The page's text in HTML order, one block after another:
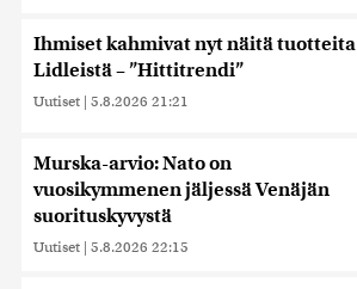
Ihmiset kahmivat nyt näitä tuotteita
Lidleistä – ”Hittitrendi”
Uutiset | 5.8.2026 21:21
Murska-arvio: Nato on
vuosikymmenen jäljessä Venäjän
suorituskyvystä
Uutiset | 5.8.2026 22:15